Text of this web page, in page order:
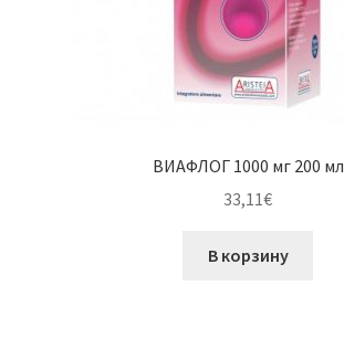
ВИАФЛОГ 1000 мг 200 мл
33,11€
В корзину